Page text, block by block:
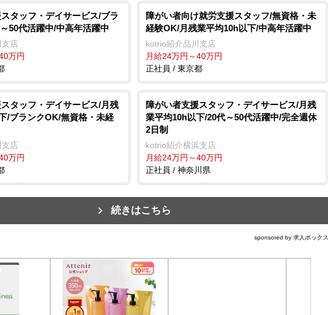
タッフ・デイサービス/ブラ
50代活躍中/中高年活躍中
店
万円
障がい者向け就労支援スタッフ/無資格・未
経験OK/月残業平均10h以下/中高年活躍中
kotrio紹介品川支店
月給24万円～40万円
正社員 / 東京都
タッフ・デイサービス/月残
/ブランクOK/無資格・未経
店
万円
障がい者支援スタッフ・デイサービス/月残
業平均10h以下/20代～50代活躍中/完全週休
2日制
kotrio紹介横浜支店
月給24万円～40万円
正社員 / 神奈川県
続きはこちら
sponsored by 求人ボックス